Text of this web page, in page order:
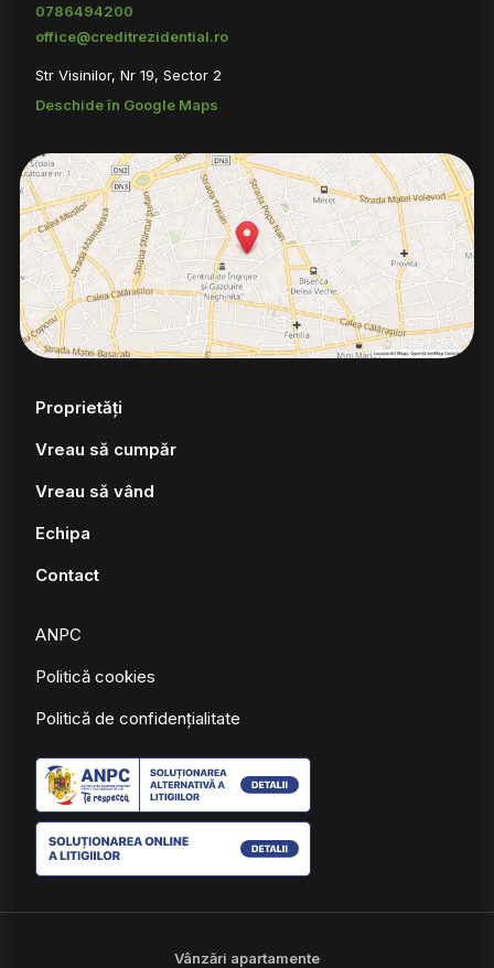
0786494200
office@creditrezidential.ro
Str Visinilor, Nr 19, Sector 2
Deschide în Google Maps
Proprietăți
Vreau să cumpăr
Vreau să vând
Echipa
Contact
ANPC
Politică cookies
Politică de confidențialitate
Vânzări apartamente